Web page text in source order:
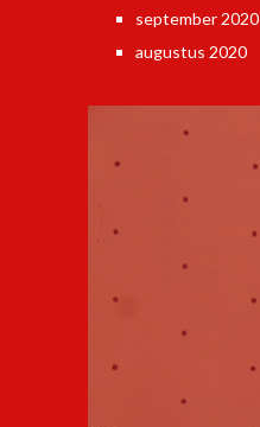
september 2020
augustus 2020